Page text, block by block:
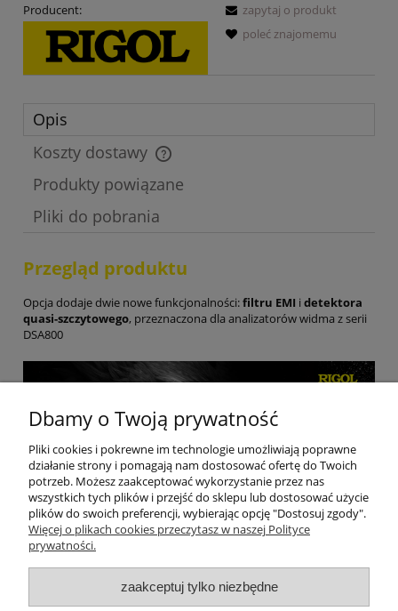
Producent:
zapytaj o produkt
poleć znajomemu
Opis
Koszty dostawy
Cena nie zawiera ewentualnych kosztów płatności
Produkty powiązane
Pliki do pobrania
Przegląd produktu
Opcja dodaje dwie nowe funkcjonalności:filtru EMI i detektora
quasi-szczytowego, przeznaczona dla analizatorów widma z serii
DSA800
Moje konto
Dbamy o Twoją prywatność
Pliki cookies i pokrewne im technologie umożliwiają poprawne
działanie strony i pomagają nam dostosować ofertę do Twoich
potrzeb. Możesz zaakceptować wykorzystanie przez nas
wszystkich tych plików i przejść do sklepu lub dostosować użycie
plików do swoich preferencji, wybierając opcję "Dostosuj zgody".
Więcej o plikach cookies przeczytasz w naszej Polityce
prywatności.
zaakceptuj tylko niezbędne